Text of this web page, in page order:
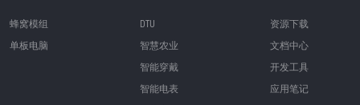
蜂窝模组
单板电脑
DTU
智慧农业
智能穿戴
智能电表
资源下载
文档中心
开发工具
应用笔记